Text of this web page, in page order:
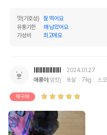
맛(기호성)
잘 먹어요
유통기한
꽤 남았어요
가성비
최고에요
2024.01.27
애롱이(암컷) 8살 7kg 스
재구매